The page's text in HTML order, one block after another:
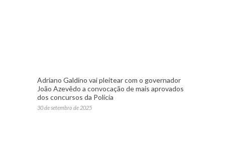
Adriano Galdino vai pleitear com o governador
João Azevêdo a convocação de mais aprovados
dos concursos da Polícia
30 de setembro de 2025